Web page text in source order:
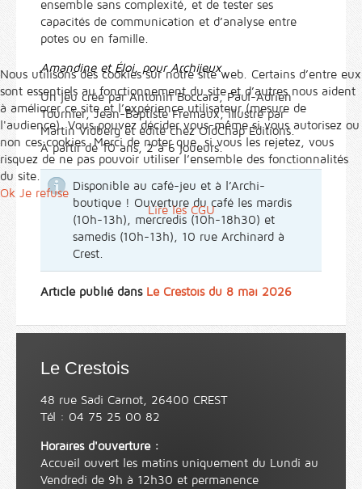
ensemble sans complexité, et de tester ses
capacités de communication et d’analyse entre
potes ou en famille.
Amandine et Éloi, pour Archijeux
Un jeu créé par Antonin Boccara, Paul-Adrien
Tournier, Jean-Baptiste Fremaux, illustré par
Martin Vidberg et édité chez OldChap Éditions.
À partir de 10 ans, 2 à 6 joueurs.
Disponible au café-jeu et à l’Archi-
boutique ! Ouverture du café les mardis
(10h-13h), mercredis (10h-18h30) et
samedis (10h-13h), 10 rue Archinard à
Crest.
Article publié dans Le Crestois du 8 mai 2026
Le Crestois
48 rue Sadi Carnot, 26400 CREST
Tél : 04 75 25 00 82
Horaires d'ouverture :
Accueil ouvert les matins uniquement du Lundi au
Vendredi de 9h à 12h30 et permanence
Nous utilisons des cookies sur notre site web. Certains d’entre eux
sont essentiels au fonctionnement du site et d’autres nous aident
à améliorer ce site et l’expérience utilisateur (mesure de
l'audience). Vous pouvez décider vous-même si vous autorisez ou
non ces cookies. Merci de noter que, si vous les rejetez, vous
risquez de ne pas pouvoir utiliser l’ensemble des fonctionnalités
du site.
Ok Je refuse
Lire les CGU